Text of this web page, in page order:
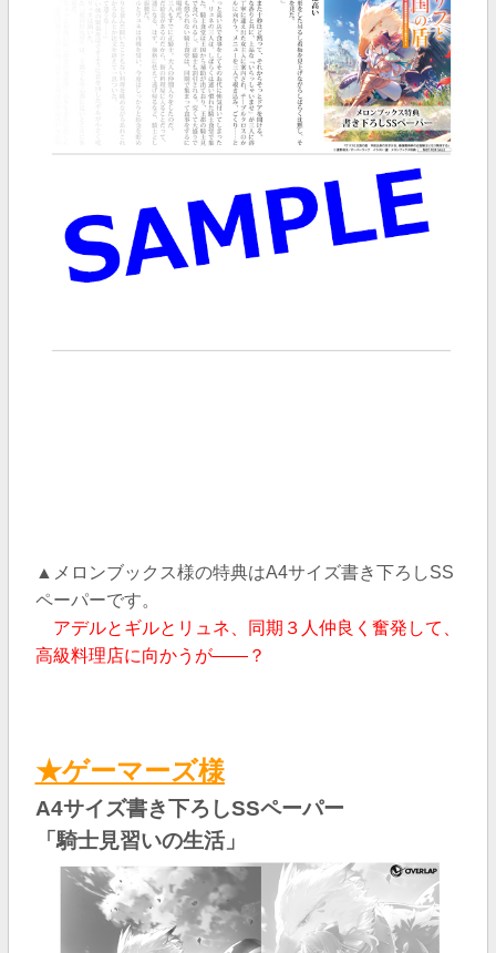
▲メロンブックス様の特典はA4サイズ書き下ろしSS
ペーパーです。
アデルとギルとリュネ、同期３人仲良く奮発して、
高級料理店に向かうが――？
★ゲーマーズ様
A4サイズ書き下ろしSSペーパー
「騎士見習いの生活」